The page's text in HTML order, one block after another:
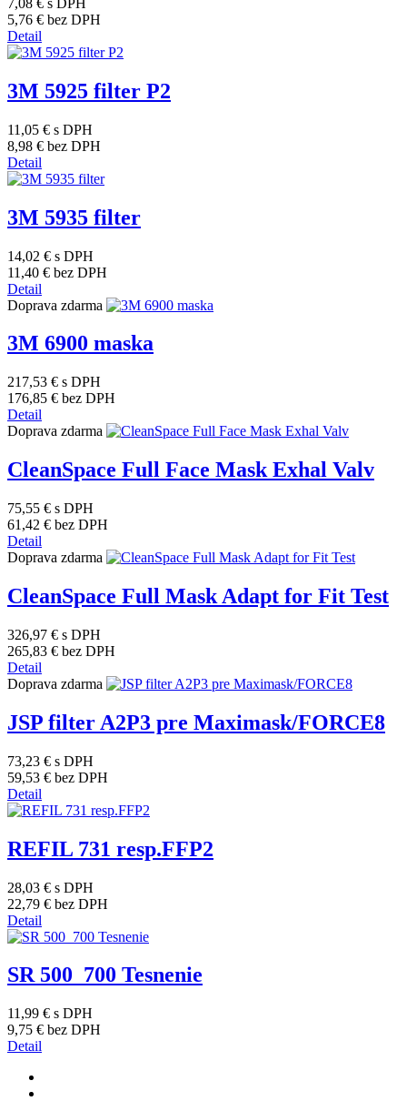
5,76 € bez DPH
Detail
3M 5925 filter P2
11,05 € s DPH
8,98 € bez DPH
Detail
3M 5935 filter
14,02 € s DPH
11,40 € bez DPH
Detail
Doprava zdarma
3M 6900 maska
217,53 € s DPH
176,85 € bez DPH
Detail
Doprava zdarma
CleanSpace Full Face Mask Exhal Valv
75,55 € s DPH
61,42 € bez DPH
Detail
Doprava zdarma
CleanSpace Full Mask Adapt for Fit Test
326,97 € s DPH
265,83 € bez DPH
Detail
Doprava zdarma
JSP filter A2P3 pre Maximask/FORCE8
73,23 € s DPH
59,53 € bez DPH
Detail
REFIL 731 resp.FFP2
28,03 € s DPH
22,79 € bez DPH
Detail
SR 500_700 Tesnenie
11,99 € s DPH
9,75 € bez DPH
Detail